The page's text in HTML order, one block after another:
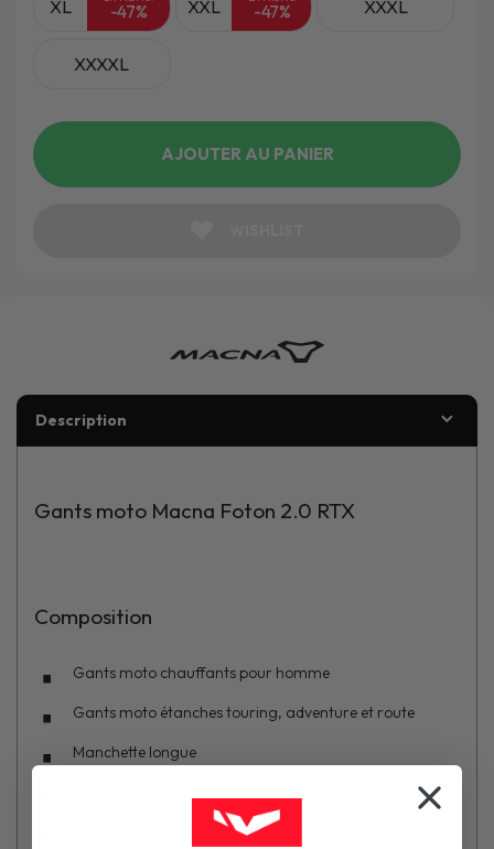
XL -47% XXL -47% XXXL
XXXXL
AJOUTER AU PANIER
Description
Gants moto Macna Foton 2.0 RTX
Composition
Gants moto chauffants pour homme
Gants moto étanches touring, adventure et route
Manchette longue
Matière : textile Cordura et Nubuck synthétique